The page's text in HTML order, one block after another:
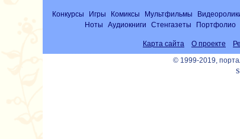
Конкурсы Игры Комиксы Мультфильмы
Ноты
Аудиокниги Стенгазеты Портфолио
Карта сайта О проекте
© 1999-2019,